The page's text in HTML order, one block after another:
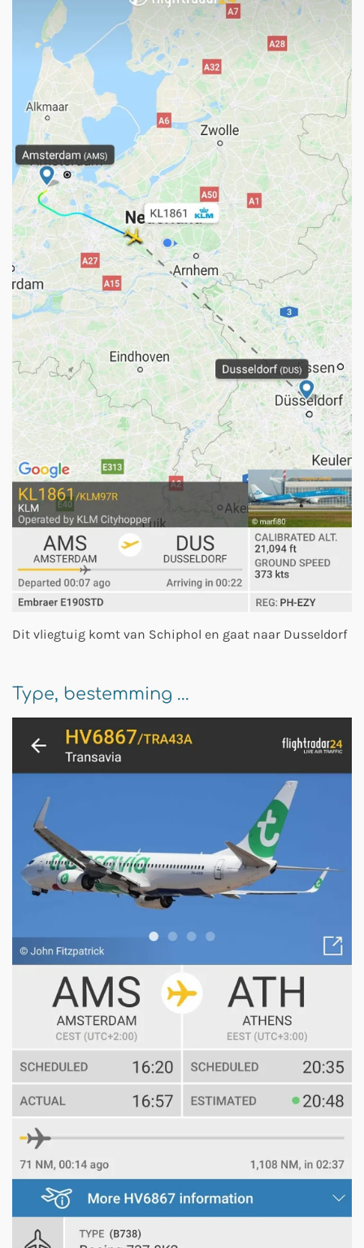
Dit vliegtuig komt van Schiphol en gaat naar Dusseldorf
Type, bestemming ...